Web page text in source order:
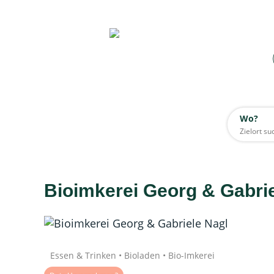
Wo?
Wo?
Daten werden geladen
Bioimkerei Georg &
Essen & Trinken • Bioladen • Bio-Imkerei